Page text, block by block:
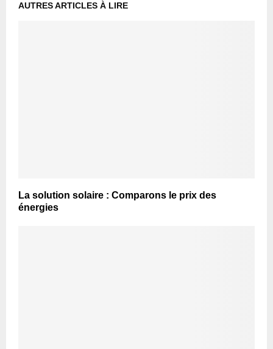
AUTRES ARTICLES À LIRE
La solution solaire : Comparons le prix des
énergies